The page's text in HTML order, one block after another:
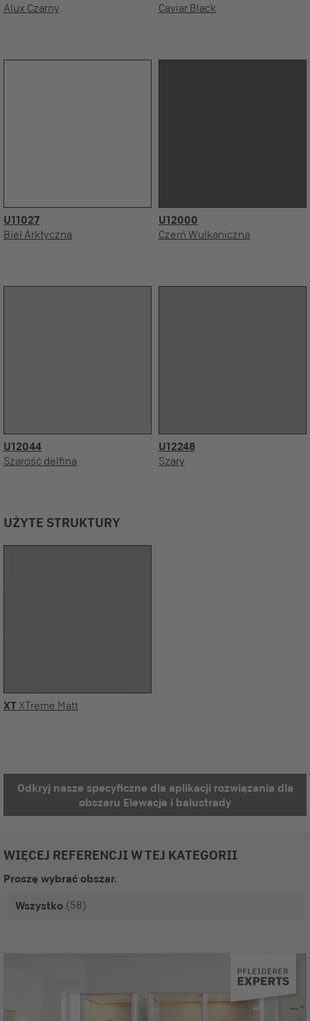
Alux Czarny Caviar Black
U11027
Biel Arktyczna
U12000
Czerń Wulkaniczna
U12044
Szarość delfina
U12248
Szary
UŻYTE STRUKTURY
XTXTreme Matt
Odkryj nasze specyficzne dla aplikacji rozwiązania dla
obszaru Elewacje i balustrady
WIĘCEJ REFERENCJI W TEJ KATEGORII
Proszę wybrać obszar.
Wszystko (58)